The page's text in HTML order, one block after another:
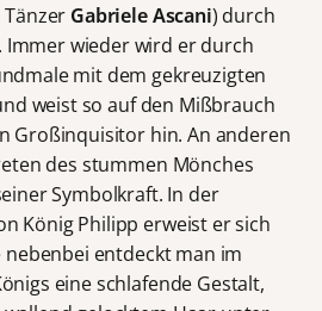
Gabriele Ascani) durch
Immer wieder wird er durch
mit dem gekreuzigten
weist so auf den Mißbrauch
Großinquisitor hin. An anderen
des stummen Mönches
Symbolkraft. In der
König Philipp erweist er sich
nebenbei entdeckt man im
eine schlafende Gestalt,